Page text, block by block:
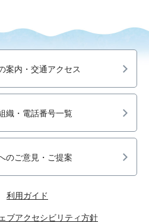
案内・交通アクセス
織・電話番号一覧
のご意見・ご提案
利用ガイド
ブアクセシビリティ方針